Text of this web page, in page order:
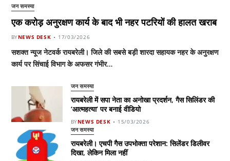
जन समस्या
एक करोड़ अनुरक्षण कार्य के बाद भी नहर पटरियों की हालत खराब
BYNEWS DESK 17/03/2026
सशक्त न्यूज नेटवर्क रायबरेली। जिले की सबसे बड़ी शारदा सहायक नहर के अनुरक्षण
कार्य पर सिंचाई विभाग के अफसर गंभीर…
जन समस्या
रायबरेली में सपा नेता का अनोखा प्रदर्शन, गैस सिलिंडर की
‘आत्महत्या’ पर बनाई वीडियो
BYNEWS DESK 15/03/2026
जन समस्या
रायबरेली। एचपी गैस उपभोक्ता परेशान: सिलेंडर डिलीवर
दिखा, लेकिन मिला नहीं